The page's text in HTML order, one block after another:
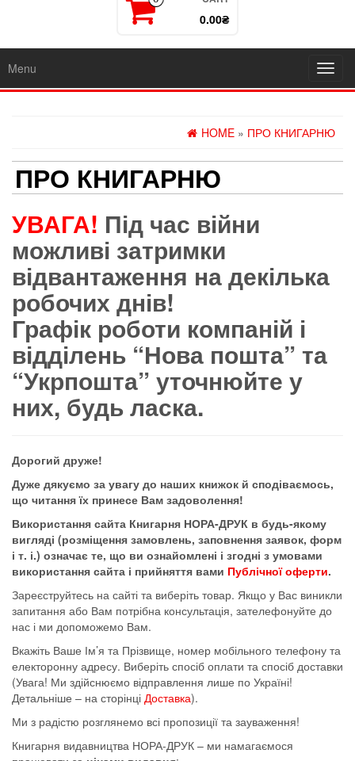
0.00₴
Menu
HOME » ПРО КНИГАРНЮ
ПРО КНИГАРНЮ
УВАГА! Під час війни
можливі затримки
відвантаження на декілька
робочих днів!
Графік роботи компаній і
відділень “Нова пошта” та
“Укрпошта” уточнюйте у
них, будь ласка.
Дорогий друже!
Дуже дякуємо за увагу до наших книжок й сподіваємось,
що читання їх принесе Вам задоволення!
Використання сайта Книгарня НОРА-ДРУК в будь-якому
вигляді (розміщення замовлень, заповнення заявок, форм
і т. і.) означає те, що ви ознайомлені і згодні з умовами
використання сайта і прийняття вами Публічної оферти.
Зареєструйтесь на сайті та виберіть товар. Якщо у Вас виникли
запитання або Вам потрібна консультація, зателефонуйте до
нас і ми допоможемо Вам.
Вкажіть Ваше Ім’я та Прізвище, номер мобільного телефону та
електоронну адресу. Виберіть спосіб оплати та спосіб доставки
(Увага! Ми здійснюємо відправлення лише по Україні!
Детальніше – на сторінці Доставка).
Ми з радістю розглянемо всі пропозиції та зауваження!
Книгарня видавництва НОРА-ДРУК – ми намагаємося